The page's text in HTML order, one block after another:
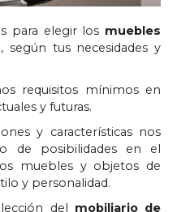
para elegir los muebles
según tus necesidades y
requisitos mínimos en
y futuras.
y características nos
de posibilidades en el
muebles y objetos de
y personalidad.
del mobiliario de